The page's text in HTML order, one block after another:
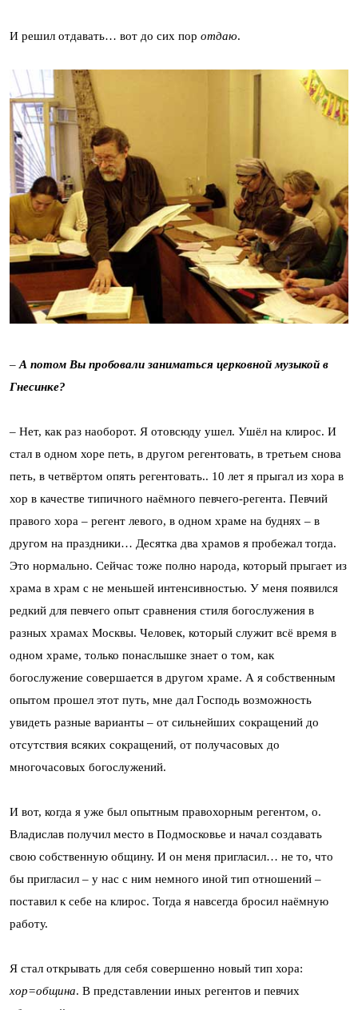
И решил отдавать… вот до сих пор отдаю.
– А потом Вы пробовали заниматься церковной музыкой в
Гнесинке?
– Нет, как раз наоборот. Я отовсюду ушел. Ушёл на клирос. И
стал в одном хоре петь, в другом регентовать, в третьем снова
петь, в четвёртом опять регентовать.. 10 лет я прыгал из хора в
хор в качестве типичного наёмного певчего-регента. Певчий
правого хора – регент левого, в одном храме на буднях – в
другом на праздники… Десятка два храмов я пробежал тогда.
Это нормально. Сейчас тоже полно народа, который прыгает из
храма в храм с не меньшей интенсивностью. У меня появился
редкий для певчего опыт сравнения стиля богослужения в
разных храмах Москвы. Человек, который служит всё время в
одном храме, только понаслышке знает о том, как
богослужение совершается в другом храме. А я собственным
опытом прошел этот путь, мне дал Господь возможность
увидеть разные варианты – от сильнейших сокращений до
отсутствия всяких сокращений, от получасовых до
многочасовых богослужений.
И вот, когда я уже был опытным правохорным регентом, о.
Владислав получил место в Подмосковье и начал создавать
свою собственную общину. И он меня пригласил… не то, что
бы пригласил – у нас с ним немного иной тип отношений –
поставил к себе на клирос. Тогда я навсегда бросил наёмную
работу.
Я стал открывать для себя совершенно новый тип хора:
хор=община. В представлении иных регентов и певчих